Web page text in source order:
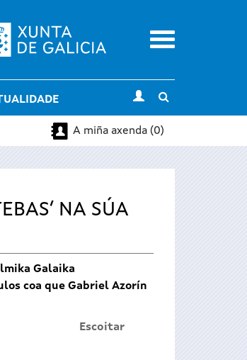
Menu
search
A miña axenda (0)
NA SÚA
Galaika
coa que Gabriel Azorín
Escoitar